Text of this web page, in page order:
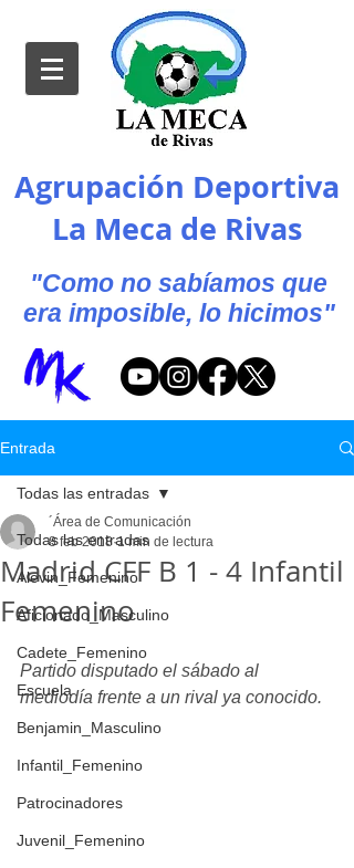
Agrupación Deportiva
La Meca de Rivas
"Como no sabíamos que
era imposible, lo hicimos"
Entrada
Todas las entradas
Alevin_Femenino
Aficionado_Masculino
Cadete_Femenino
Escuela
Benjamin_Masculino
Infantil_Femenino
Patrocinadores
Juvenil_Femenino
Todas las entradas
Madrid CFF B 1 - 4 Infantil
Femenino
´Área de Comunicación
8 feb 2018 1 min de lectura
Partido disputado el sábado al
mediodía frente a un rival ya conocido.